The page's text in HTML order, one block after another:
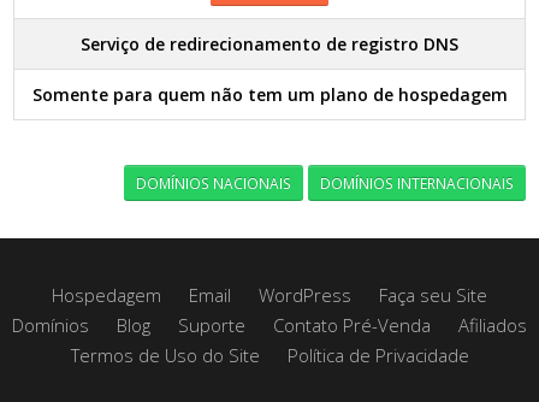
Serviço de redirecionamento de registro DNS
Somente para quem não tem um plano de hospedagem
DOMÍNIOS NACIONAIS DOMÍNIOS INTERNACIONAIS
Hospedagem Email WordPress
Faça seu Site
Domínios
Blog Suporte Contato Pré-Venda
Afiliados
Termos de Uso do Site
Política de Privacidade